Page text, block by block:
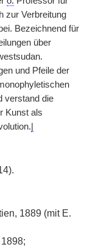
zur Verbreitung
Bezeichnend für
über
und Pfeile der
verstand die
Kunst als
1889 (mit E.